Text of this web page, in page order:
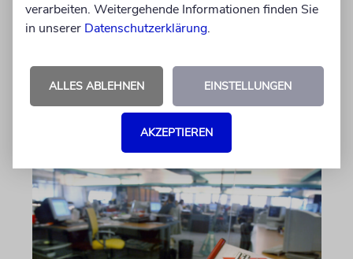
Der Hollywood-Star mit jüdischem
Familienhintergrund wird für seine enge
Engagement für deren kulturelles Erbe geehrt
06.08.2026
verarbeiten. Weitergehende Informationen finden Sie
in unserer Datenschutzerklärung.
ALLES ABLEHNEN EINSTELLUNGEN
AKZEPTIEREN